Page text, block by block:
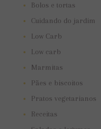
Bolos e tortas
Cuidando do jardim
Low Carb
Low carb
Marmitas
Pães e biscoitos
Pratos vegetarianos
Receitas